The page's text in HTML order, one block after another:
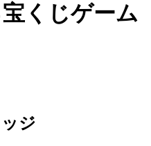
くじゲーム
ジ